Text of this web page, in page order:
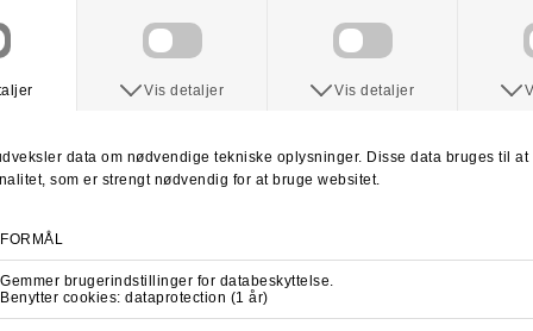
LAB
LabCph Rail Baggy Jean
XXS
LAB
LabCph Rail Baggy Jean